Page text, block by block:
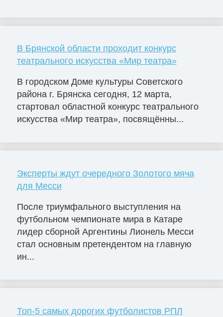
В Брянской области проходит конкурс
театрального искусства «Мир театра»
В городском Доме культуры Советского
района г. Брянска сегодня, 12 марта,
стартовал областной конкурс театрального
искусства «Мир театра», посвящённы...
Эксперты ждут очередного Золотого мяча
для Месси
После триумфального выступления на
футбольном чемпионате мира в Катаре
лидер сборной Аргентины Лионель Месси
стал основным претендентом на главную
ин...
Топ-5 самых дорогих футболистов РПЛ